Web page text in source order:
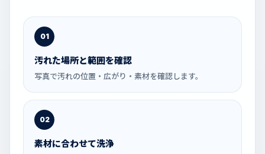
01
汚れた場所と範囲を確認
写真で汚れの位置・広がり・素材を確認します。
02
素材に合わせて洗浄